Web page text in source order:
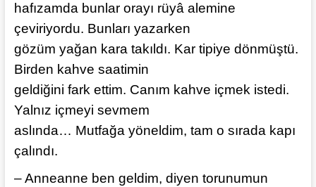
hafızamda bunlar orayı rüyâ alemine
çeviriyordu. Bunları yazarken
gözüm yağan kara takıldı. Kar tipiye dönmüştü.
Birden kahve saatimin
geldiğini fark ettim. Canım kahve içmek istedi.
Yalnız içmeyi sevmem
aslında… Mutfağa yöneldim, tam o sırada kapı
çalındı.
– Anneanne ben geldim, diyen torunumun